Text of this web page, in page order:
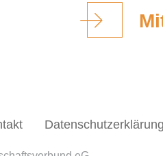
Datenschutzerklärung